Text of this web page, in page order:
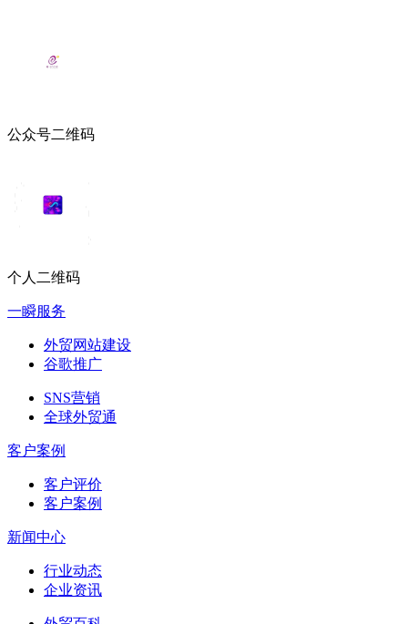
公众号二维码
个人二维码
一瞬服务
外贸网站建设
谷歌推广
SNS营销
全球外贸通
客户案例
客户评价
客户案例
新闻中心
行业动态
企业资讯